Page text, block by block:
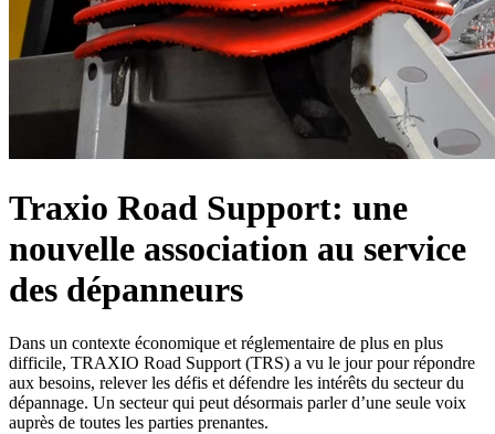
Traxio Road Support: une
nouvelle association au service
des dépanneurs
Dans un contexte économique et réglementaire de plus en plus
difficile, TRAXIO Road Support (TRS) a vu le jour pour répondre
aux besoins, relever les défis et défendre les intérêts du secteur du
dépannage. Un secteur qui peut désormais parler d’une seule voix
auprès de toutes les parties prenantes.